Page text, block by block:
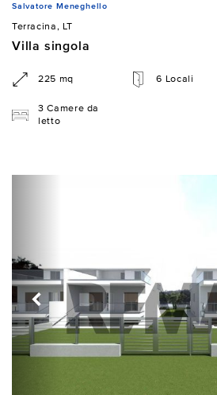
Salvatore Meneghello
Terracina, LT
Villa singola
225 mq 6 Locali
3 Camere da
letto